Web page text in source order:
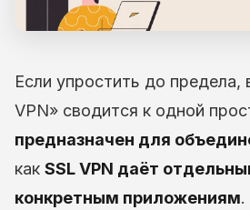
Если упростить до предела,
VPN» сводится к одной
предназначен для
как SSL VPN даёт
конкретным приложениям.